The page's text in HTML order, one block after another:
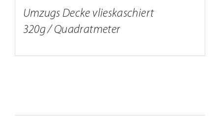
Umzugs Decke vlieskaschiert
320g / Quadratmeter